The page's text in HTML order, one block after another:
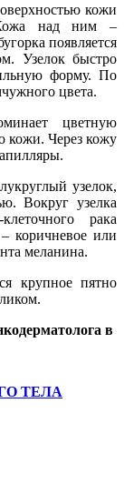
кожи
Кожа над ним –
появляется
Узелок быстро
форму. По
цвета.
цветную
кожи. Через кожу
узелок,
Вокруг узелка
рака
коричневое или
меланина.
крупное пятно
в
ТЕЛА